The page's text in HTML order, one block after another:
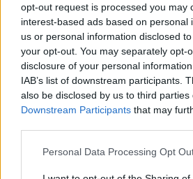
opt-out request is processed you may
interest-based ads based on personal
us or personal information disclosed
your opt-out. You may separately opt-
disclosure of your personal
IAB’s list of downstream participants.
also be disclosed by us to third parties
Downstream Participants that may
Personal Data Processing Opt
ΑΘΛΗΤΙΚΑ ΝΕΑ
09.12.2024 20:40
ΧΑΡΑΛΑΜΠΟΣ ΜΑΝΙΑΤΗΣ
Σπόρτινγκ Λισαβόνας:
Αμορίμ και...
μεταξύ τους μετά τις ήττες
Εγγραφή στο